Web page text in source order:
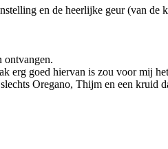
en de heerlijke geur (van
ontvangen.
erg goed hiervan is zou voor mij
Oregano, Thijm en een kruid